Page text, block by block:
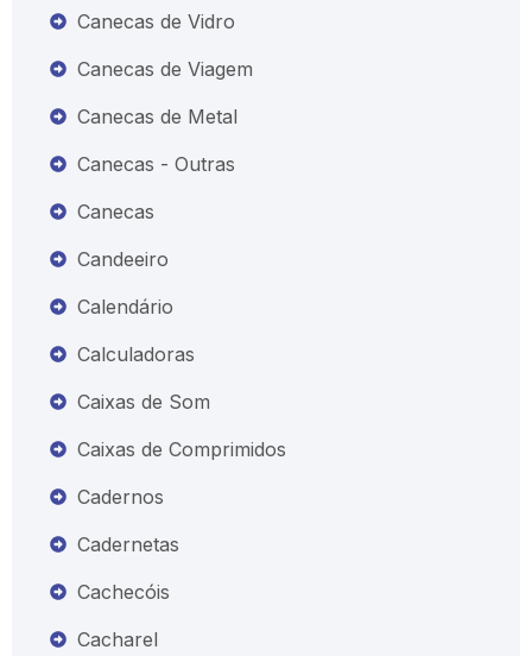
Canecas de Vidro
Canecas de Viagem
Canecas de Metal
Canecas - Outras
Canecas
Candeeiro
Calendário
Calculadoras
Caixas de Som
Caixas de Comprimidos
Cadernos
Cadernetas
Cachecóis
Cacharel